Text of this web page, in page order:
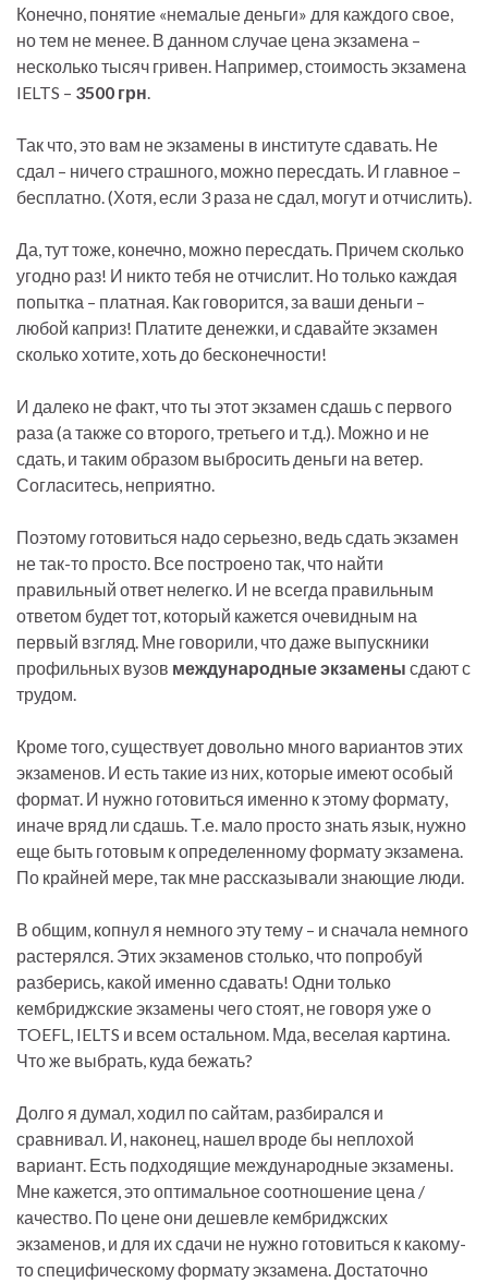
Конечно, понятие «немалые деньги» для каждого свое,
но тем не менее. В данном случае цена экзамена –
несколько тысяч гривен. Например, стоимость экзамена
IELTS – 3500 грн.
Так что, это вам не экзамены в институте сдавать. Не
сдал – ничего страшного, можно пересдать. И главное –
бесплатно. (Хотя, если 3 раза не сдал, могут и отчислить).
Да, тут тоже, конечно, можно пересдать. Причем сколько
угодно раз! И никто тебя не отчислит. Но только каждая
попытка – платная. Как говорится, за ваши деньги –
любой каприз! Платите денежки, и сдавайте экзамен
сколько хотите, хоть до бесконечности!
И далеко не факт, что ты этот экзамен сдашь с первого
раза (а также со второго, третьего и т.д.). Можно и не
сдать, и таким образом выбросить деньги на ветер.
Согласитесь, неприятно.
Поэтому готовиться надо серьезно, ведь сдать экзамен
не так-то просто. Все построено так, что найти
правильный ответ нелегко. И не всегда правильным
ответом будет тот, который кажется очевидным на
первый взгляд. Мне говорили, что даже выпускники
профильных вузов международные экзамены сдают с
трудом.
Кроме того, существует довольно много вариантов этих
экзаменов. И есть такие из них, которые имеют особый
формат. И нужно готовиться именно к этому формату,
иначе вряд ли сдашь. Т.е. мало просто знать язык, нужно
еще быть готовым к определенному формату экзамена.
По крайней мере, так мне рассказывали знающие люди.
В общим, копнул я немного эту тему – и сначала немного
растерялся. Этих экзаменов столько, что попробуй
разберись, какой именно сдавать! Одни только
кембриджские экзамены чего стоят, не говоря уже о
TOEFL, IELTS и всем остальном. Мда, веселая картина.
Что же выбрать, куда бежать?
Долго я думал, ходил по сайтам, разбирался и
сравнивал. И, наконец, нашел вроде бы неплохой
вариант. Есть подходящие международные экзамены.
Мне кажется, это оптимальное соотношение цена /
качество. По цене они дешевле кембриджских
экзаменов, и для их сдачи не нужно готовиться к какому-
то специфическому формату экзамена. Достаточно